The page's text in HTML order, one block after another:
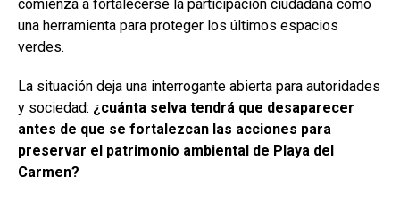
comienza a fortalecerse la participación ciudadana como
una herramienta para proteger los últimos espacios
verdes.
La situación deja una interrogante abierta para autoridades
y sociedad: ¿cuánta selva tendrá que desaparecer
antes de que se fortalezcan las acciones para
preservar el patrimonio ambiental de Playa del
Carmen?